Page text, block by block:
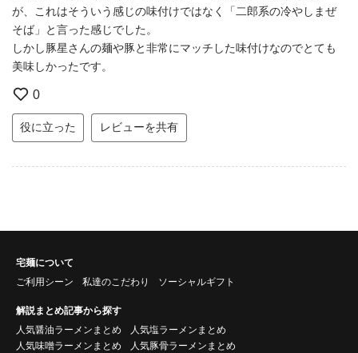
が、これはそういう感じの味付けではなく「二郎系の冷やしまぜ
そば」と言った感じでした。
しかし豚星さんの麺や豚と非常にマッチした味付けなのでとても
美味しかったです。
0
役に立った レビューを共有
宅麺について
ご利用シーン
私達のこだわり ソーシャルギフト
解説まとめ記事から探す
人気醤油ラーメンまとめ
人気塩ラーメンまとめ
人気味噌ラーメンまとめ
人気豚骨ラーメンまとめ